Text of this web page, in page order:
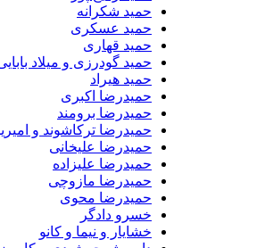
حمید شکرانه
حمید عسکری
حمید قهاری
حمید گودرزی و میلاد بابایی
حمید هیراد
حمیدرضا اکبری
حمیدرضا برومند
حمیدرضا ترکاشوند و امیریل ارجمند
حمیدرضا علیخانی
حمیدرضا علیزاده
حمیدرضا مازوچی
حمیدرضا محوی
خسرو دادگر
خشایار و نیما و کانو